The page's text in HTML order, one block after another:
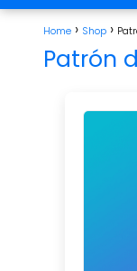
Home Shop
Patrón